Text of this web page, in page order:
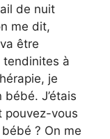
de nuit
me dit,
être
tendinites à
je
J’étais
pouvez-vous
? On me